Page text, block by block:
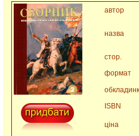
автор
назва
стор.
формат
ISBN
ціна